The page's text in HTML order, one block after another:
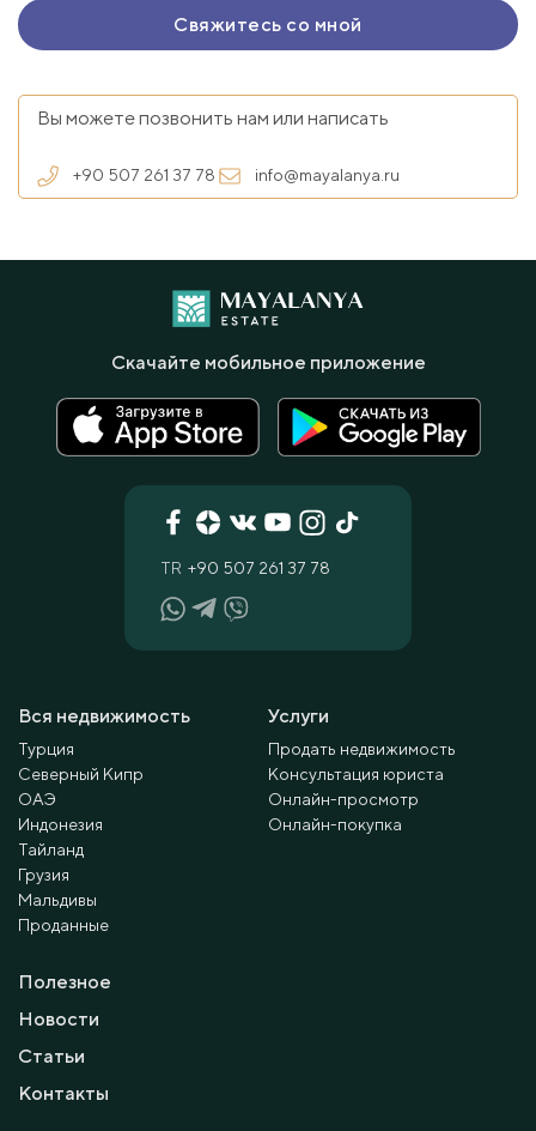
Вы можете позвонить нам или написать
+90 507 261 37 78 info@mayalanya.ru
Вся недвижимость
Турция
Северный Кипр
ОАЭ
Индонезия
Тайланд
Грузия
Мальдивы
Проданные
Услуги
Продать недвижимость
Консультация юриста
Онлайн-просмотр
Онлайн-покупка
Полезное
Новости
Статьи
Контакты
TR +90 507 261 37 78
Скачайте мобильное приложение